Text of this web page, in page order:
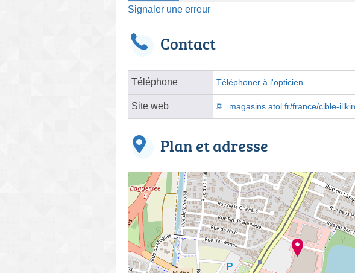
Signaler une erreur
Contact
Téléphone Téléphoner à l'opticien
Site web magasins.atol.fr/france/cible-
Plan et adresse